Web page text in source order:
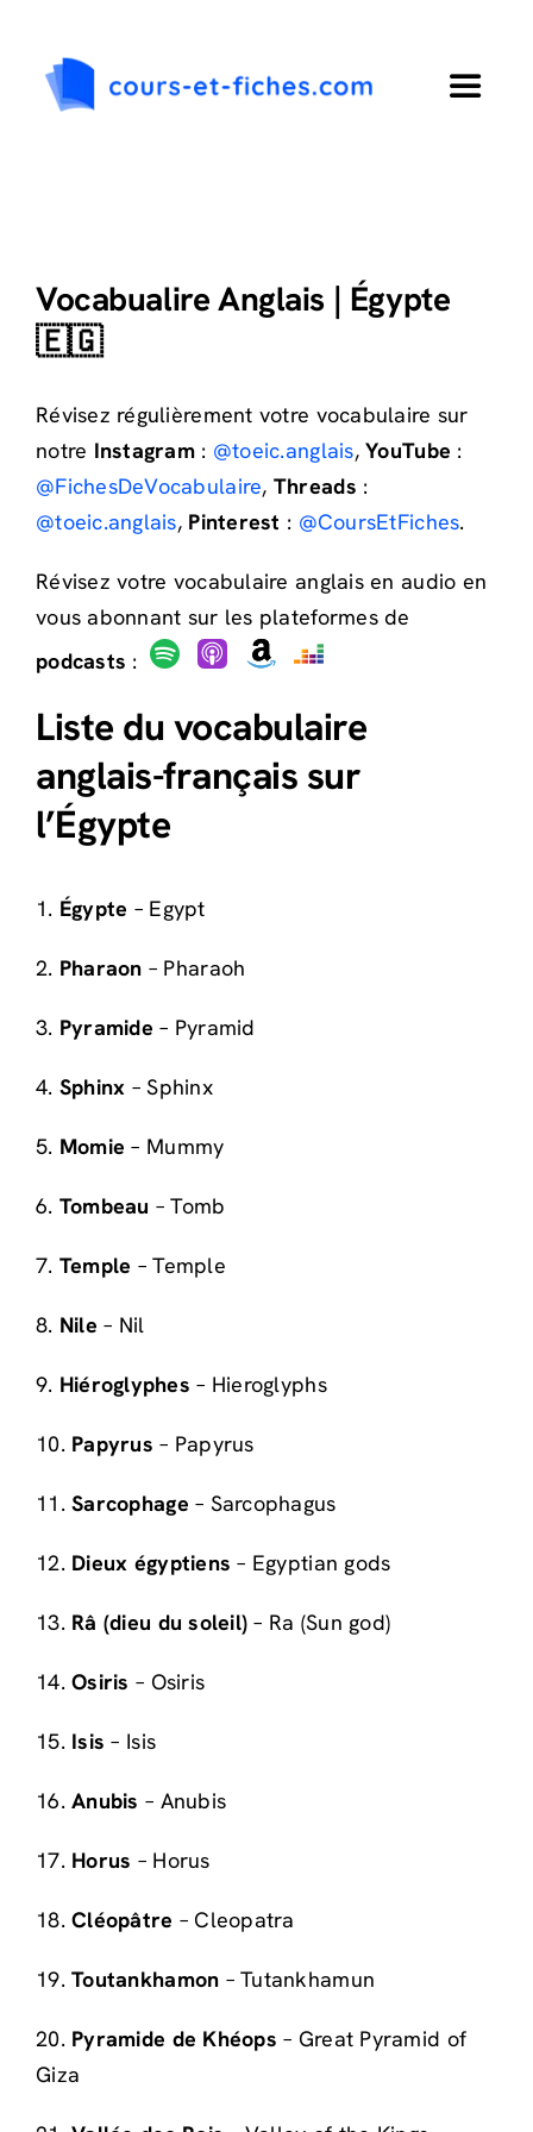
contenu
Toggle
Collège
Lycée
Langues
Vocabualire Anglais | Égypte
🇪🇬
Révisez régulièrement votre vocabulaire sur
notre Instagram : @toeic.anglais,YouTube :
@FichesDeVocabulaire, Threads :
@toeic.anglais, Pinterest : @CoursEtFiches.
Révisez votre vocabulaire anglais en audio en
vous abonnant sur les plateformes de
podcasts :
Liste du vocabulaire
anglais-français sur
l’Égypte
1. Égypte – Egypt
2. Pharaon – Pharaoh
3. Pyramide – Pyramid
4. Sphinx – Sphinx
5. Momie – Mummy
6. Tombeau – Tomb
7. Temple – Temple
8. Nile – Nil
9. Hiéroglyphes – Hieroglyphs
10. Papyrus – Papyrus
11.Sarcophage – Sarcophagus
12. Dieux égyptiens – Egyptian gods
13. Râ (dieu du soleil) – Ra (Sun god)
14.Osiris – Osiris
15. Isis – Isis
16.Anubis – Anubis
17. Horus – Horus
18.Cléopâtre – Cleopatra
19.Toutankhamon – Tutankhamun
20. Pyramide de Khéops – Great Pyramid of
Giza